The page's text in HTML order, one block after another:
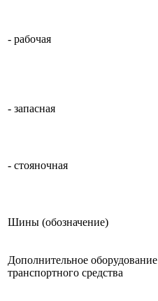
- рабочая
- запасная
- стояночная
Шины (обозначение)
Дополнительное оборудование
транспортного средства